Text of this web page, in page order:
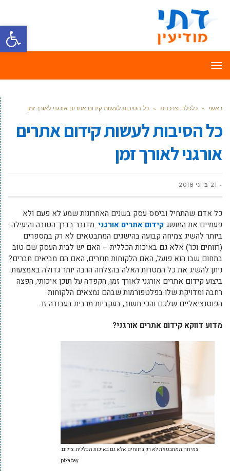
פתח
תפריט
ראשי » כלכלה וצרכנות » כל הסיבות לעשות קידום אתרים אורגני לאורך זמן
כל הסיבות לעשות קידום אתרים
אורגני לאורך זמן
21 ביוני 2018
כל אדם שהתחיל וביסס עסק בשנים האחרונות שמע לא פעם ולא
פעמיים את המושגקידום אתרים אורגני. מדובר בדרך הטובה והיעילה
ביותר להשיג צמיחה קבועה בהישגים המתבטאים לא רק במספרים
(רווחים וכו') אלא גם באיכות הכללית – האם יש לבית העסק שם טוב
בתחום שבו הוא פועל, האם הלקוחות חוזרים, האם הם מביאים חברים?
ניתן להשיג את כל המטרות האלה בהצלחה הרבה יותר גדולה באמצעות
ביצוע קידום אתרים אורגני לאורך זמן, הקפדה על תוכן איכותי, הפצה
רחבה ומדויקת שלו בפלטפורמות שבהם נמצאים הלקוחות
הפוטנציאליים שלכם והכי חשוב, בעקביות מרבית בעבודה זו.
מדוע דווקא קידום אתרים אורגני?
צמיחה המתבטאת לא רק ברווחים אלא גם באיכות הכללית. צילום:
pixabay